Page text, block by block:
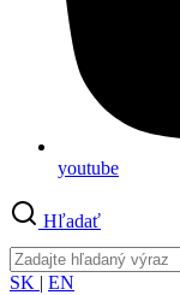
youtube
Hľadať
SK | EN